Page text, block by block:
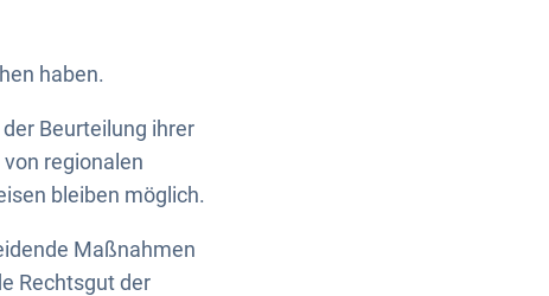
haben.
Beurteilung ihrer
regionalen
bleiben möglich.
Maßnahmen
Rechtsgut der